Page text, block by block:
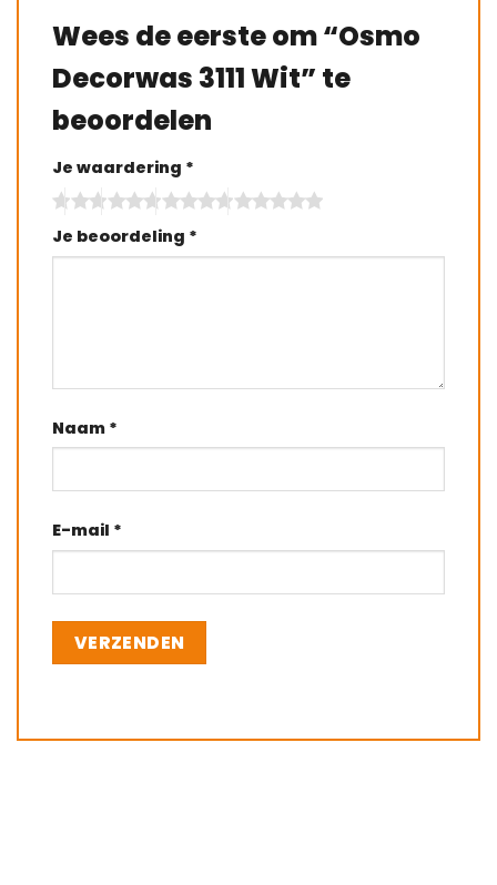
Wees de eerste om “Osmo
Decorwas 3111 Wit” te
beoordelen
Je waardering *
Je beoordeling *
Naam *
E-mail *